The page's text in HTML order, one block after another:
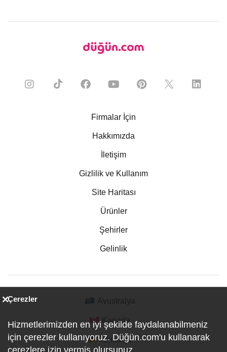
Firmalar İçin
Hakkımızda
İletişim
Gizlilik ve Kullanım
Site Haritası
Ürünler
Şehirler
Gelinlik
Kanada
Almanya
Çerezler
Hizmetlerimizden en iyi şekilde faydalanabilmeniz
için çerezler kullanıyoruz. Düğün.com'u kullanarak
çerezlere izin vermiş olursunuz.